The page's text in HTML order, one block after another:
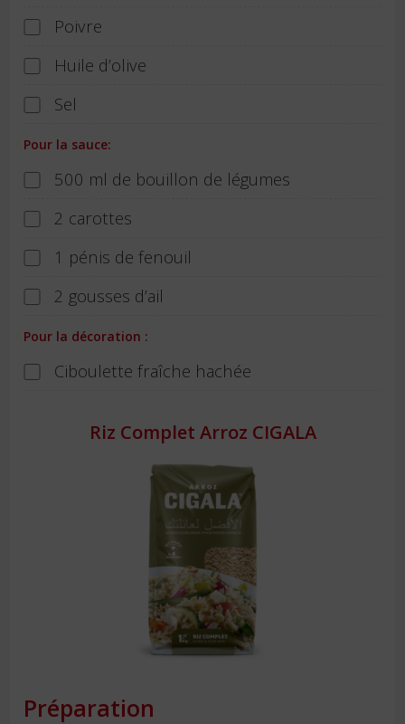
Riz Complet Arroz CIGALA
Poivre
Huile d’olive
Sel
Pour la sauce:
500 ml de bouillon de légumes
2 carottes
1 pénis de fenouil
2 gousses d’ail
Pour la décoration :
Ciboulette fraîche hachée
Préparation